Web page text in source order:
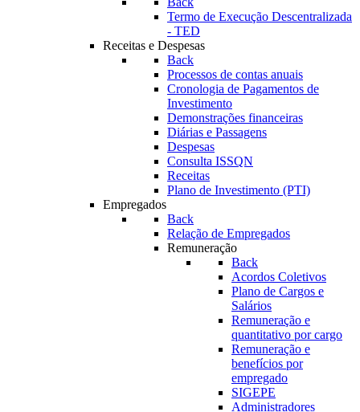
Termo de Execução Descentralizada
- TED
Receitas e Despesas
Back
Processos de contas anuais
Cronologia de Pagamentos de
Investimento
Demonstrações financeiras
Diárias e Passagens
Despesas
Consulta ISSQN
Receitas
Plano de Investimento (PTI)
Empregados
Back
Relação de Empregados
Remuneração
Back
Acordos Coletivos
Plano de Cargos e
Salários
Remuneração e
quantitativo por cargo
Remuneração e
benefícios por
empregado
SIGEPE
Administradores